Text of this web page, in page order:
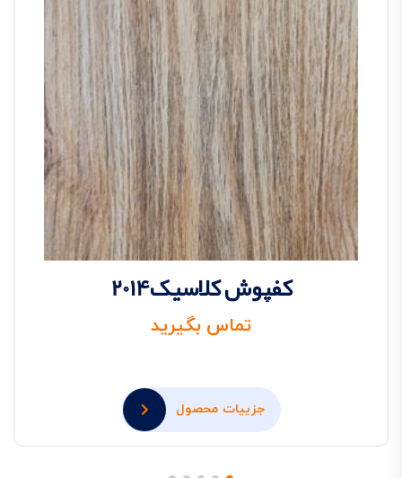
کفپوش کلاسیک2014
تماس بگیرید
جزییات محصول